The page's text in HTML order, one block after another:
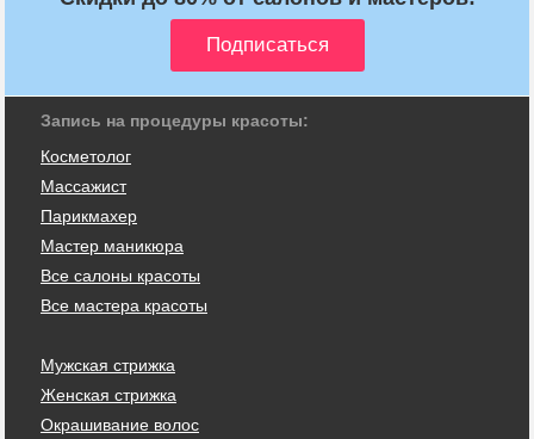
Запись на процедуры красоты:
Косметолог
Массажист
Парикмахер
Мастер маникюра
Все салоны красоты
Все мастера красоты
Мужская стрижка
Женская стрижка
Окрашивание волос